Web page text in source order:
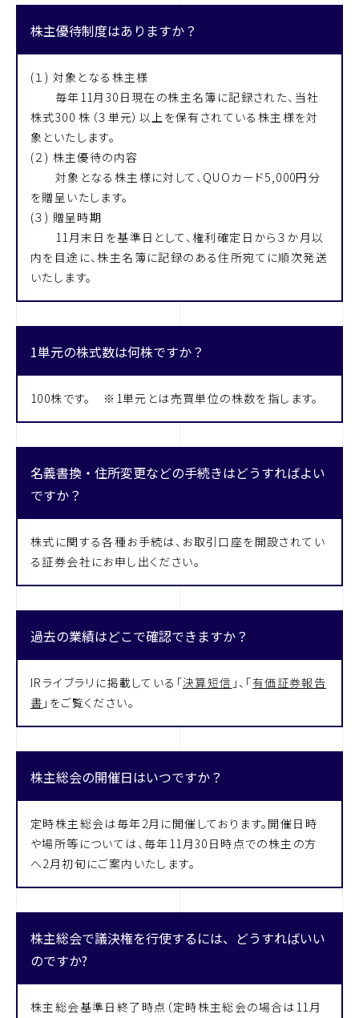
株主優待制度はありますか？
(１) 対象となる株主様
毎年11月30日現在の株主名簿に記録された、当社
株式300 株（３単元）以上を保有されている株主様を対
象といたします。
(２) 株主優待の内容
対象となる株主様に対して、QUOカード5,000円分
を贈呈いたします。
(３) 贈呈時期
11月末日を基準日として、権利確定日から３か月以
内を目途に、株主名簿に記録のある住所宛てに順次発送
いたします。
1単元の株式数は何株ですか？
100株です。 ※1単元とは売買単位の株数を指します。
名義書換・住所変更などの手続きはどうすればよい
ですか？
株式に関する各種お手続は、お取引口座を開設されてい
る証券会社にお申し出ください。
過去の業績はどこで確認できますか？
IRライブラリに掲載している「決算短信 」、「有価証券報告
書 」をご覧ください。
株主総会の開催日はいつですか？
定時株主総会は毎年2月に開催しております。開催日時
や場所等については、毎年11月30日時点での株主の方
へ2月初旬にご案内いたします。
株主総会で議決権を行使するには、どうすればいい
のですか?
株主総会基準日終了時点（定時株主総会の場合は11月